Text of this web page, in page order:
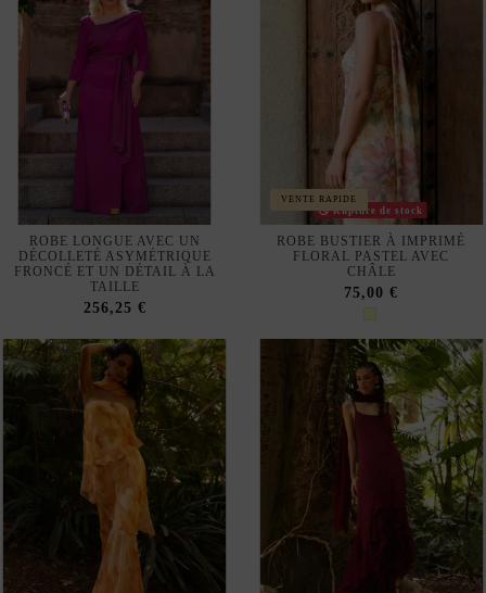
DÉCOLLETÉ ASYMÉTRIQUE
FRONCÉ ET UN DÉTAIL À LA
TAILLE
256,25 €
VENTE RAPIDE
Rupture de stock
ROBE BUSTIER À IMPRIMÉ
FLORAL PASTEL AVEC
CHÂLE
75,00 €